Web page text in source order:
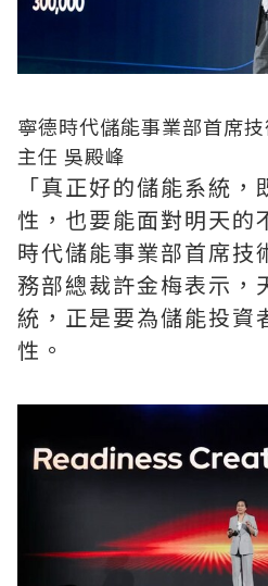
寧德時代儲能事業部首席
主任 吳殿峰
「真正好的儲能系統
性，也要能面對明天的
時代儲能事業部首席技
務部總裁許金梅表示，
統，正是要為儲能投資
性。